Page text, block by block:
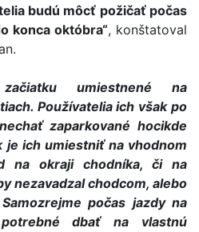
budú môcť požičať počas
konca októbra“, konštatoval
umiestnené na
Používatelia ich však po
zaparkované hocikde
je ich umiestniť na vhodnom
na okraji chodníka, či na
nezavadzal chodcom, alebo
počas jazdy na
dbať na vlastnú